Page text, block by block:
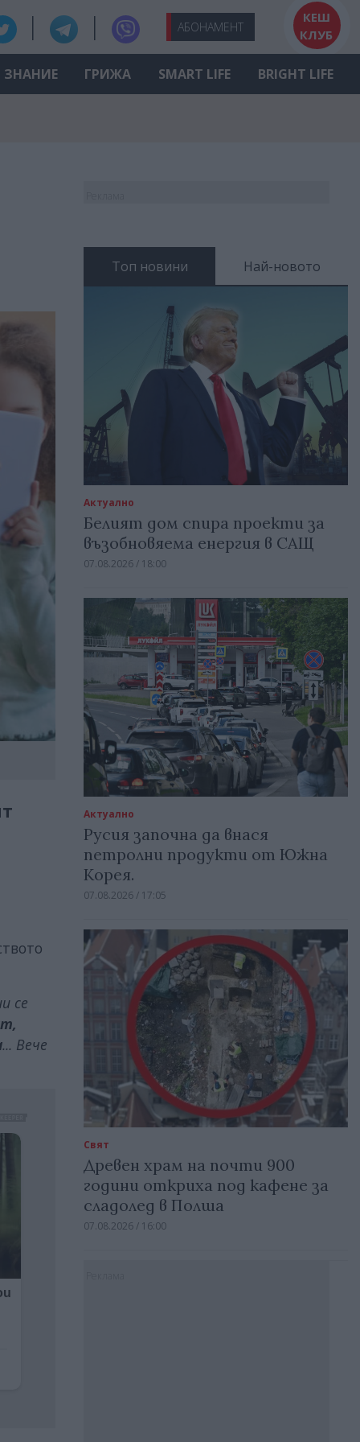
АБОНАМЕНТ
КЕШ
КЛУБ
ЗНАНИЕ ГРИЖА SMART LIFE BRIGHT LIFE
се
... Вече
Топ новини Най-новото
Актуално
Белият дом спира проекти за
възобновяема енергия в САЩ
07.08.2026 / 18:00
Актуално
Русия започна да внася
петролни продукти от Южна
Корея.
07.08.2026 / 17:05
Свят
Древен храм на почти 900
години откриха под кафене за
сладолед в Полша
07.08.2026 / 16:00